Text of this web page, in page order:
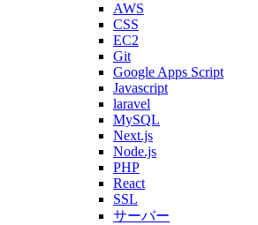
AWS
CSS
EC2
Git
Google Apps Script
Javascript
laravel
MySQL
Next.js
Node.js
PHP
React
SSL
サーバー